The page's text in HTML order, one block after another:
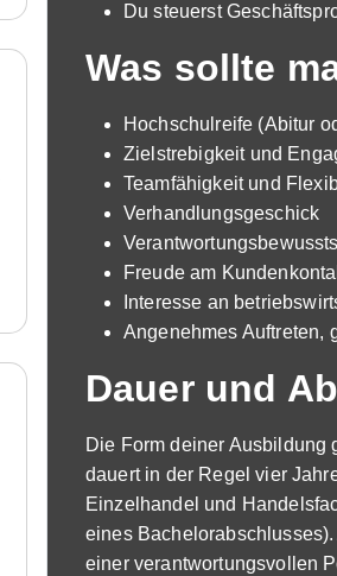
Du steuerst
Was sollte
Hochschulreife (Abitur
Zielstrebigkeit und
Teamfähigkeit und
Verhandlungsgeschick
Freude am
Interesse an
Angenehmes Auftreten,
Dauer und
Die Form deiner Ausbildung
dauert in der Regel vier
Einzelhandel und
eines
einer verantwortungsvollen